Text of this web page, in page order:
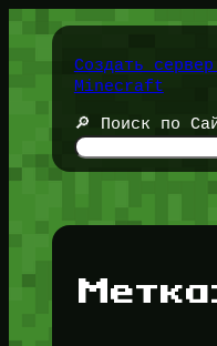
содержимому
Создать
Minecraft
🔎 Поиск по